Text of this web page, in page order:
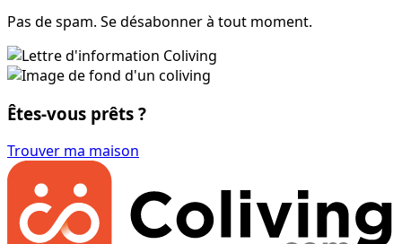
Pas de spam. Se désabonner à tout moment.
Êtes-vous prêts ?
Trouver ma maison